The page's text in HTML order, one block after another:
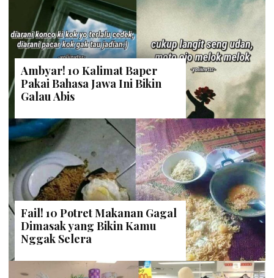
Ambyar! 10 Kalimat Baper
Pakai Bahasa Jawa Ini Bikin
Galau Abis
Fail! 10 Potret Makanan Gagal
Dimasak yang Bikin Kamu
Nggak Selera